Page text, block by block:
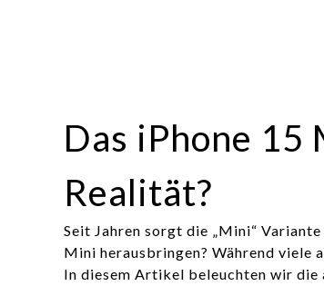
Das iPhone 15
Realität?
Seit Jahren sorgt die „Mini“
Mini herausbringen? Während
In diesem Artikel beleuchten wir